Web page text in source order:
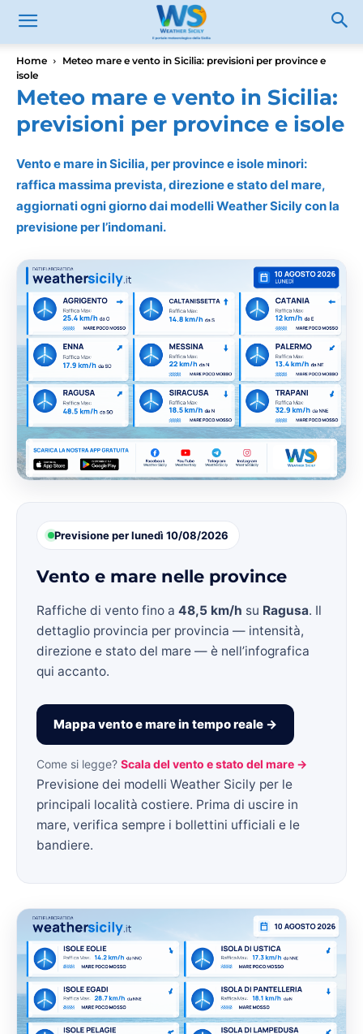
Home
Meteo mare e vento in Sicilia: previsioni per province e
isole
Meteo mare e vento in Sicilia:
previsioni per province e isole
Vento e mare in Sicilia, per province e isole minori:
raffica massima prevista, direzione e stato del mare,
aggiornati ogni giorno dai modelli Weather Sicily con la
previsione per l’indomani.
Previsione per lunedì 10/08/2026
Vento e mare nelle province
Raffiche di vento fino a 48,5 km/h su Ragusa. Il
dettaglio provincia per provincia — intensità,
direzione e stato del mare — è nell’infografica
qui accanto.
Mappa vento e mare in tempo reale →
Come si legge? Scala del vento e stato del mare →
Previsione dei modelli Weather Sicily per le
principali località costiere. Prima di uscire in
mare, verifica sempre i bollettini ufficiali e le
bandiere.